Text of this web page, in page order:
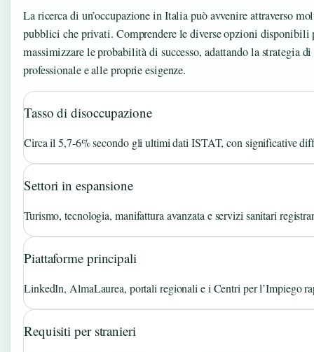
La ricerca di un’occupazione in Italia può avvenire attraverso
pubblici che privati. Comprendere le diverse opzioni disponibili
massimizzare le probabilità di successo, adattando la strategia
professionale e alle proprie esigenze.
Tasso di disoccupazione
Circa il 5,7-6% secondo gli ultimi dati ISTAT, con significative
Settori in espansione
Turismo, tecnologia, manifattura avanzata e servizi sanitari
Piattaforme principali
LinkedIn, AlmaLaurea, portali regionali e i Centri per l’Impiego
Requisiti per stranieri